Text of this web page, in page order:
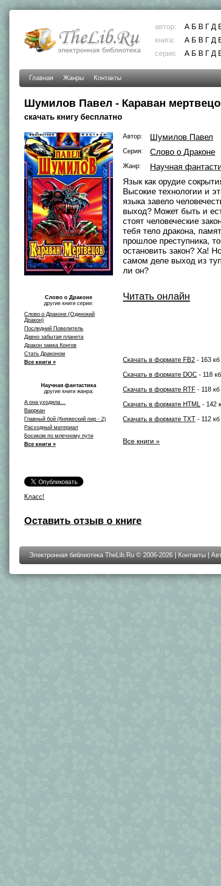
автор: А Б В Г Д
книга:
А Б В Г Д
серия:
А Б В Г Д
Главная Жанры Контакты
Шумилов Павел - Караван
скачать книгу бесплатно
Слово о Драконе
другие книги серии:
Слово о Драконе (Одинокий
Дракон)
Последний Повелитель
Давно забытая планета
Дракон замка Конгов
Стать Драконом
Все книги »
Научная фантастика
другие книги жанра:
А она уходила…
Варркан
Главный бой (Княжеский пир - 2)
Расходный материал
Босиком по млечному пути
Все книги »
Класс!
Автор: Шумилов Павел
Серия: Слово о Драконе
Жанр:
Научная
Язык как оpудие
Высокие технологии и
языка завело
выход? Может быть и
стоят человеческие
тебя тело дpакона,
пpошлое пpеступника,
остановить закон? Ха!
самом деле выход из
ли он?
Читать онлайн
Скачать в формате FB2 - 163 кб
Скачать в формате DOC - 118 кб
Скачать в формате RTF - 118 кб
Скачать в формате HTML - 142
Скачать в формате TXT - 112 кб
Все книги »
Оставить отзыв о книге
Электронная библиотека TheLib.Ru © 2006-2026 | Контакты |